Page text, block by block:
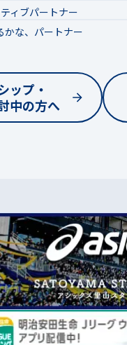
ィブパートナー
かな、パートナー
ップ・
中の方へ